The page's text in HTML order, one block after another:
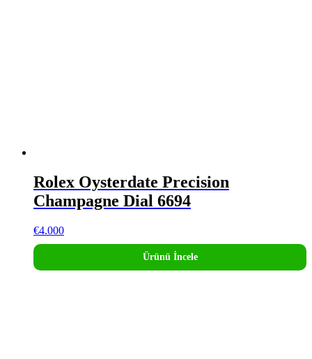
Rolex Oysterdate Precision
Champagne Dial 6694
€4.000
Ürünü İncele